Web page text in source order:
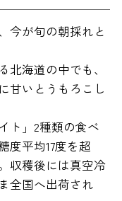
今が旬の朝採れと
北海道の中でも、
甘いとうもろこし
ト」2種類の食べ
度平均17度を超
収穫後には真空冷
全国へ出荷され